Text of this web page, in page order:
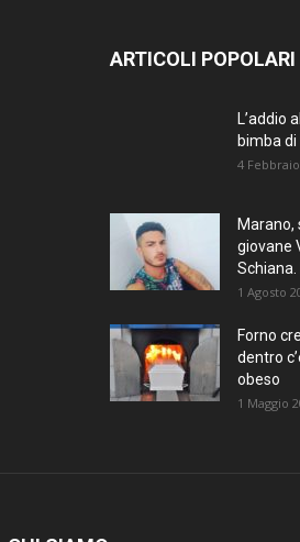
ARTICOLI POPOLARI
L’addio
bimba di
4
Marano,
giovane
Schiana.
1 Agosto
Forno
dentro
obeso
1 Maggio